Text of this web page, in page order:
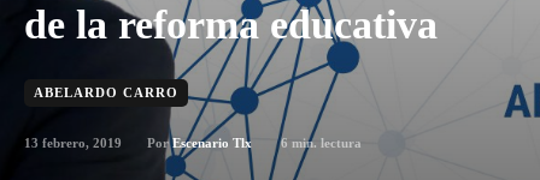
de la reforma educativa
ABELARDO CARRO
13 febrero, 2019 Por Escenario Tlx 6 min. lectura